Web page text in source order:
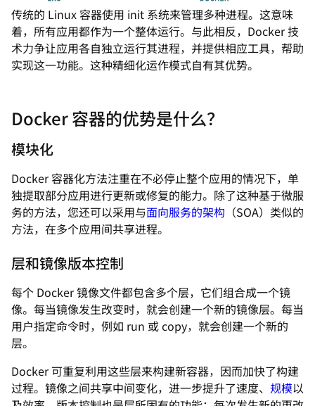
传统的 Linux 容器使用 init 系统来管理多种进程。这意味
着，所有应用都作为一个整体运行。与此相反，Docker 技
术力争让应用各自独立运行其进程，并提供相应工具，帮助
实现这一功能。这种精细化运作模式自有其优势。
Docker 容器的优势是什么？
模块化
Docker 容器化方法注重在不必停止整个应用的情况下，单
独提取部分应用进行更新或修复的能力。除了这种基于微服
务的方法，您还可以采用与面向服务的架构 （SOA）类似的
方法，在多个应用间共享进程。
层和镜像版本控制
每个 Docker 镜像文件都包含多个层，它们组合成一个镜
像。每当镜像发生改变时，就会创建一个新的镜像层。每当
用户指定命令时，例如 run 或copy，就会创建一个新的
层。
Docker 可重复利用这些层来构建新容器，因而加快了构建
过程。镜像之间共享中间变化，进一步提升了速度、 规模以